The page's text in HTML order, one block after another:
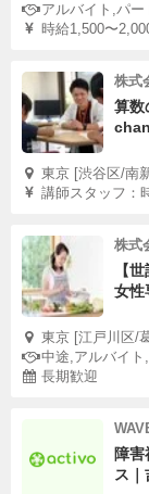
アルバイト,パ
時給1,500〜
株式
算数
東京 [渋谷区/南
講師スタッフ：
株式
【
女性
東京 [江戸川区/
中途,アルバイ
長期歓迎
障
ス